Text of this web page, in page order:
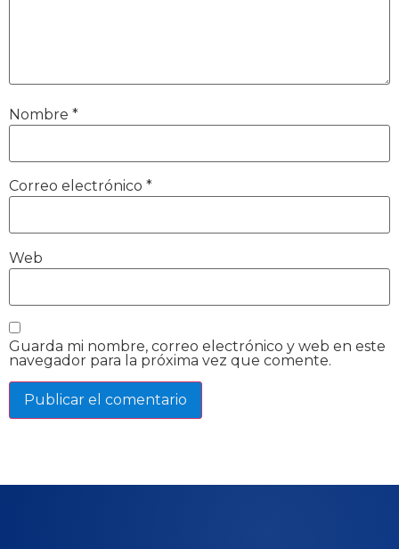
Nombre *
Correo electrónico *
Web
Guarda mi nombre, correo electrónico y web en este
navegador para la próxima vez que comente.